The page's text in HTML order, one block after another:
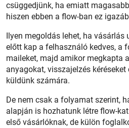
csüggedjünk, ha emiatt
hiszen ebben a flow-ban ez
Ilyen megoldás lehet, ha
előtt kap a felhasználó kedves, a
maileket, majd amikor megkapta
anyagokat, visszajelzés
küldünk számára.
De nem csak a folyamat szerint,
alapján is hozhatunk létre flow-
első vásárlóknak, de külön